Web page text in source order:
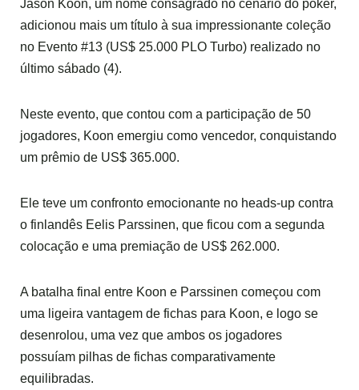
Jason Koon, um nome consagrado no cenário do poker,
adicionou mais um título à sua impressionante coleção
no Evento #13 (US$ 25.000 PLO Turbo) realizado no
último sábado (4).
Neste evento, que contou com a participação de 50
jogadores, Koon emergiu como vencedor, conquistando
um prêmio de US$ 365.000.
Ele teve um confronto emocionante no heads-up contra
o finlandês Eelis Parssinen, que ficou com a segunda
colocação e uma premiação de US$ 262.000.
A batalha final entre Koon e Parssinen começou com
uma ligeira vantagem de fichas para Koon, e logo se
desenrolou, uma vez que ambos os jogadores
possuíam pilhas de fichas comparativamente
equilibradas.